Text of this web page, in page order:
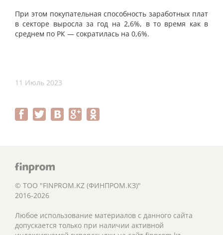
При этом покупательная способность заработных плат
в секторе выросла за год на 2,6%, в то время как в
среднем по РК — сократилась на 0,6%.
11 Июль 2023
© ТОО "FINPROM.KZ (ФИНПРОМ.КЗ)"
2016-2026
Любое использование материалов с данного сайта
допускается только при наличии активной